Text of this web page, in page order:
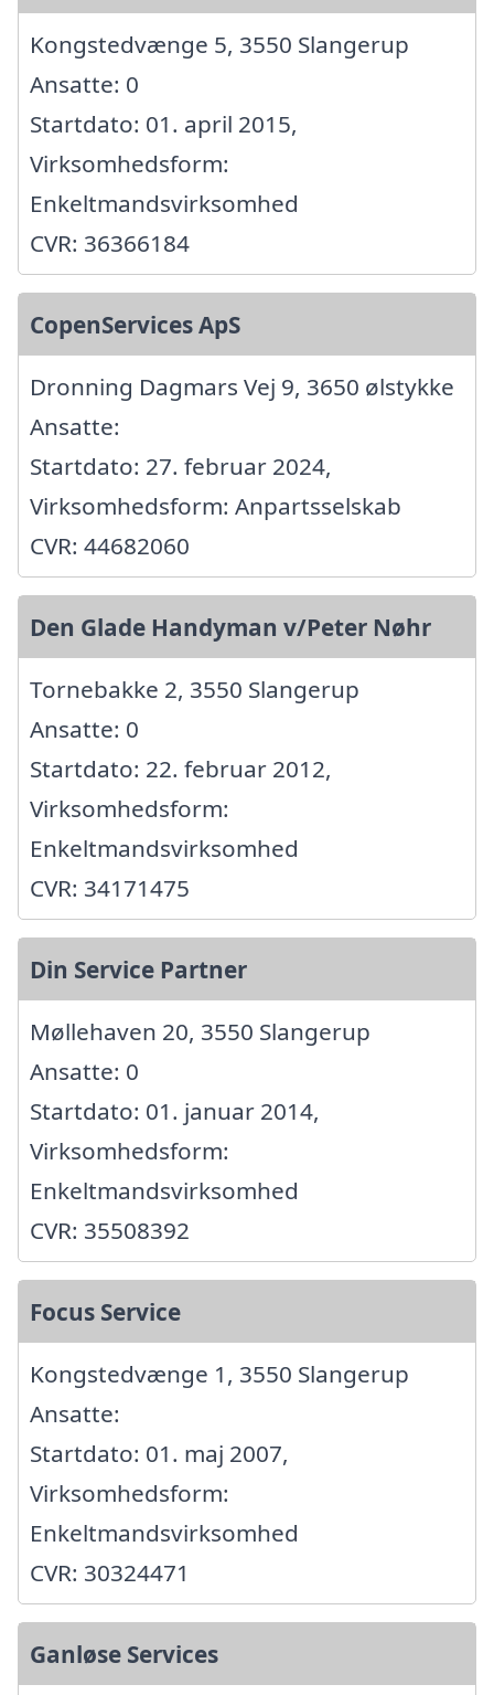
Kongstedvænge 5, 3550 Slangerup
Ansatte: 0
Startdato: 01. april 2015,
Virksomhedsform:
Enkeltmandsvirksomhed
CVR: 36366184
CopenServices ApS
Dronning Dagmars Vej 9, 3650 ølstykke
Ansatte:
Startdato: 27. februar 2024,
Virksomhedsform: Anpartsselskab
CVR: 44682060
Den Glade Handyman v/Peter Nøhr
Tornebakke 2, 3550 Slangerup
Ansatte: 0
Startdato: 22. februar 2012,
Virksomhedsform:
Enkeltmandsvirksomhed
CVR: 34171475
Din Service Partner
Møllehaven 20, 3550 Slangerup
Ansatte: 0
Startdato: 01. januar 2014,
Virksomhedsform:
Enkeltmandsvirksomhed
CVR: 35508392
Focus Service
Kongstedvænge 1, 3550 Slangerup
Ansatte:
Startdato: 01. maj 2007,
Virksomhedsform:
Enkeltmandsvirksomhed
CVR: 30324471
Ganløse Services